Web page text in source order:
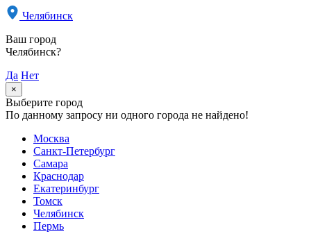
Челябинск
Ваш город
Челябинск?
Да Нет
×
Выберите город
По данному запросу ни одного города не найдено!
Москва
Санкт-Петербург
Самара
Краснодар
Екатеринбург
Томск
Челябинск
Пермь